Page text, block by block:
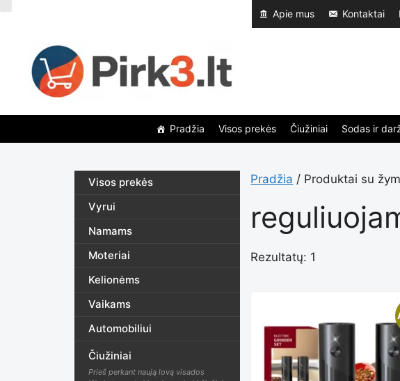
prie
turinio
Apie mus Kontaktai
Pradžia Visos prekės Čiužiniai Sodas ir
Pradžia / Produktai su
Rezultatų: 1
This
Visos prekės
Vyrui
Namams
Moteriai
Kelionėms
Vaikams
Automobiliui
Čiužiniai
Prieš perkant naują lovą visados